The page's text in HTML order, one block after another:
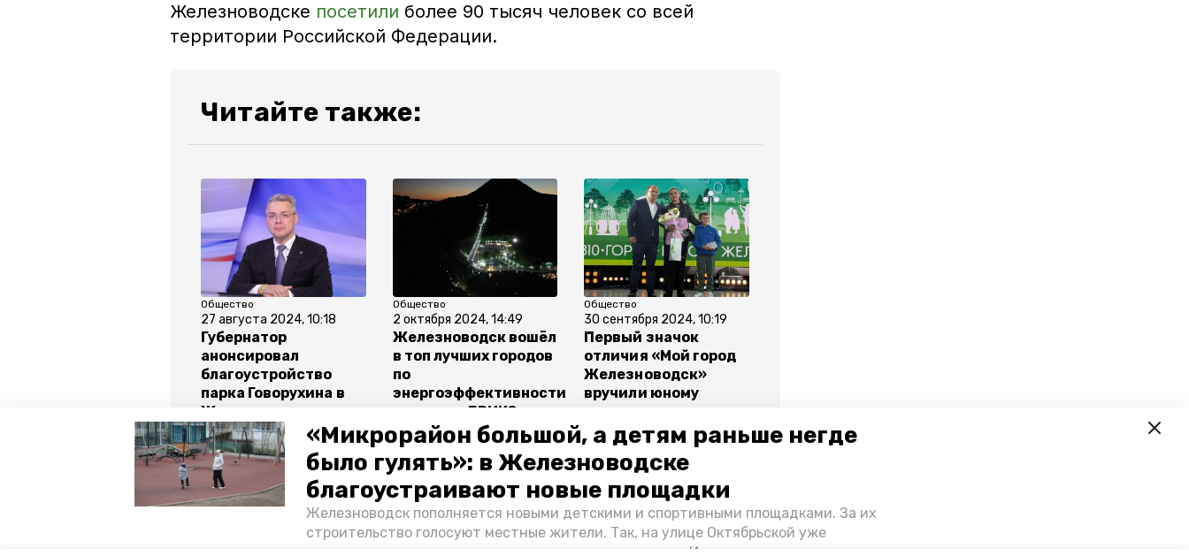
«Микрорайон большой, а детям раньше негде
было гулять»: в Железноводске
благоустраивают новые площадки
Железноводск пополняется новыми детскими и спортивными площадками. За их
строительство голосуют местные жители. Так, на улице Октябрьской уже
появилось современное пространство для отдыха, а в Иноземцеве приступили к
Железноводске посетили более 90 тысяч человек со всей
территории Российской Федерации.
Читайте также:
Общество
27 августа 2024, 10:18
Губернатор
анонсировал
благоустройство
парка Говорухина в
Железноводске
Общество
2 октября 2024, 14:49
Железноводск вошёл
в топ лучших городов
по
энергоэффективности
в странах БРИКС
Общество
30 сентября 2024, 10:19
Первый значок
отличия «Мой город
Железноводск»
вручили юному
Все новости
ставропольский край фотофестиваль конкурс